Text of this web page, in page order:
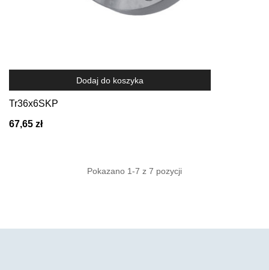
Dodaj do koszyka
Tr36x6SKP
67,65 zł
Pokazano 1-7 z 7 pozycji